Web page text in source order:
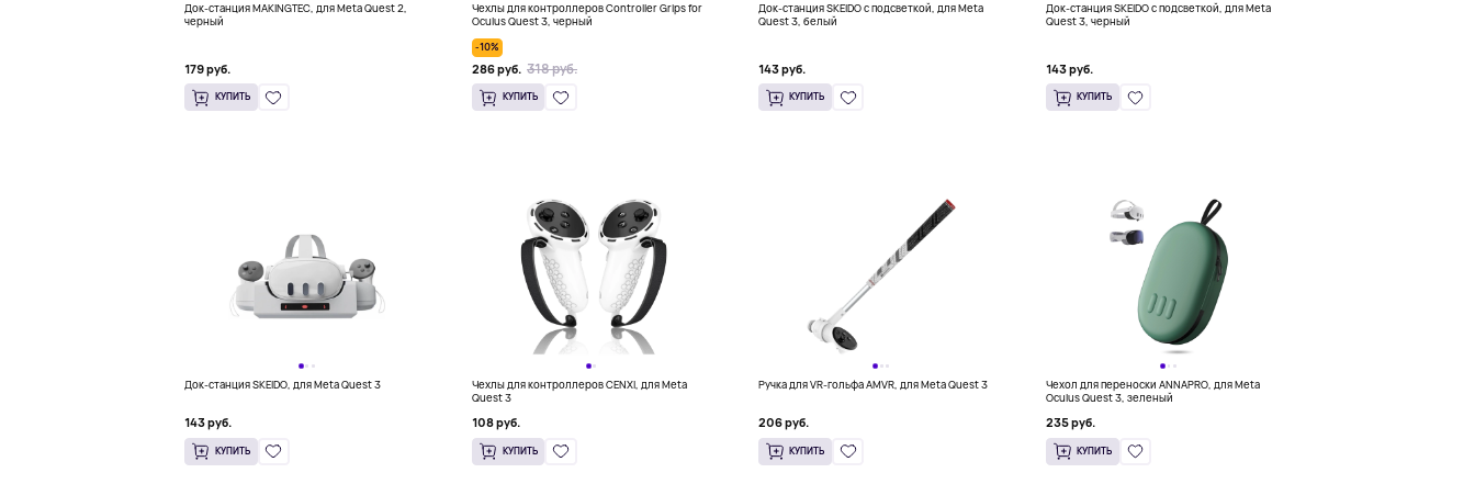
Док-станция MAKINGTEC, для Meta Quest 2,
черный
179 руб.
КУПИТЬ
Чехлы для контроллеров Controller Grips for
Oculus Quest 3, черный
-10%
286 руб. 318 руб.
КУПИТЬ
Док-станция SKEIDO с подсветкой, для Meta
Quest 3, белый
143 руб.
КУПИТЬ
Док-станция SKEIDO с подсветкой, для Meta
Quest 3, черный
143 руб.
КУПИТЬ
Док-станция SKEIDO, для Meta Quest 3
143 руб.
КУПИТЬ
Чехлы для контроллеров CENXI, для Meta
Quest 3
108 руб.
КУПИТЬ
Ручка для VR-гольфа AMVR, для Meta Quest 3
206 руб.
КУПИТЬ
Чехол для переноски ANNAPRO, для Meta
Oculus Quest 3, зеленый
235 руб.
КУПИТЬ